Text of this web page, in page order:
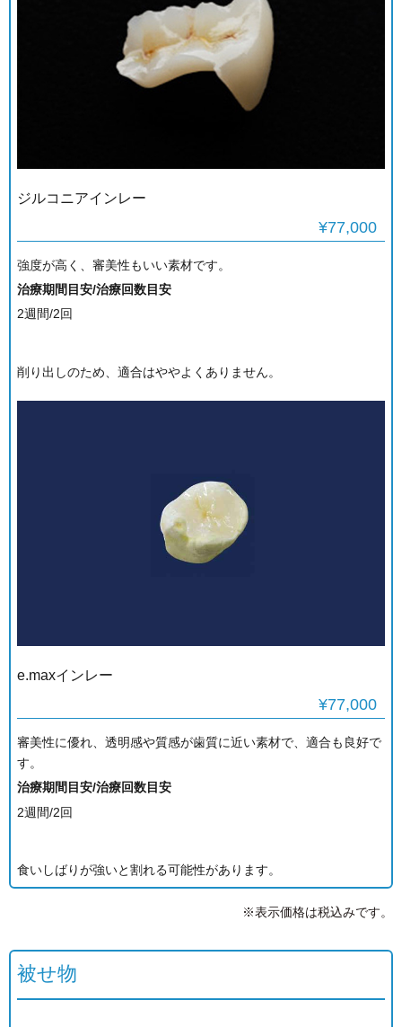
ジルコニアインレー
¥77,000
強度が高く、審美性もいい素材です。
治療期間目安/治療回数目安
2週間/2回
削り出しのため、適合はややよくありません。
e.maxインレー
¥77,000
審美性に優れ、透明感や質感が歯質に近い素材で、適合も良好で
す。
治療期間目安/治療回数目安
2週間/2回
食いしばりが強いと割れる可能性があります。
※表示価格は税込みです。
被せ物